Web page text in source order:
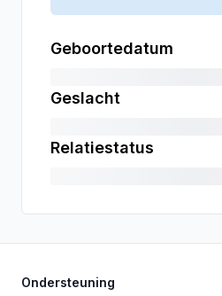
Geboortedatum
Geslacht
Relatiestatus
Ondersteuning